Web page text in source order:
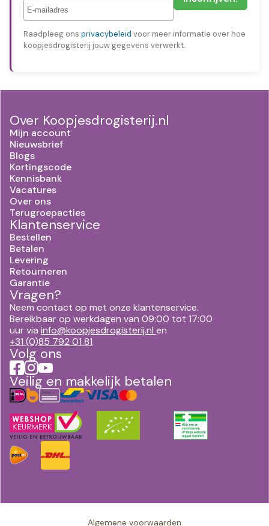
Raadpleeg ons privacybeleid voor meer informatie over hoe
koopjesdrogisterij jouw gegevens verwerkt.
Over Koopjesdrogisterij.nl
Mijn account
Nieuwsbrief
Blogs
Kortingscode
Kennisbank
Vacatures
Over ons
Terugroepacties
Klantenservice
Bestellen
Betalen
Levering
Retourneren
Garantie
Vragen?
Neem contact op met onze klantenservice.
Bereikbaar op werkdagen van 09:00 tot 17:00
uur via info@koopjesdrogisterij.nl en
+31 (0)85 792 01 81
Volg ons
Veilig en makkelijk betalen
Algemene voorwaarden